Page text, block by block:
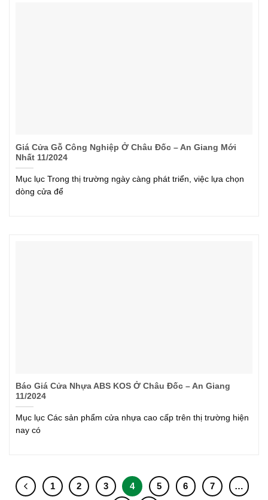
Giá Cửa Gỗ Công Nghiệp Ở Châu Đốc – An Giang Mới
Nhất 11/2024
Mục lục Trong thị trường ngày càng phát triển, việc lựa chọn
dòng cửa để
Báo Giá Cửa Nhựa ABS KOS Ở Châu Đốc – An Giang
11/2024
Mục lục Các sản phẩm cửa nhựa cao cấp trên thị trường hiện
nay có
1 2 3 4 5 6 7
…